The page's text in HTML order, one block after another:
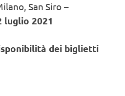
San Siro –
luglio 2021
dei biglietti